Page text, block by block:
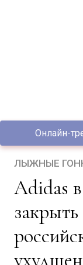
Онлайн-
ЛЫЖНЫЕ
Adidas в 2015 г. планирует